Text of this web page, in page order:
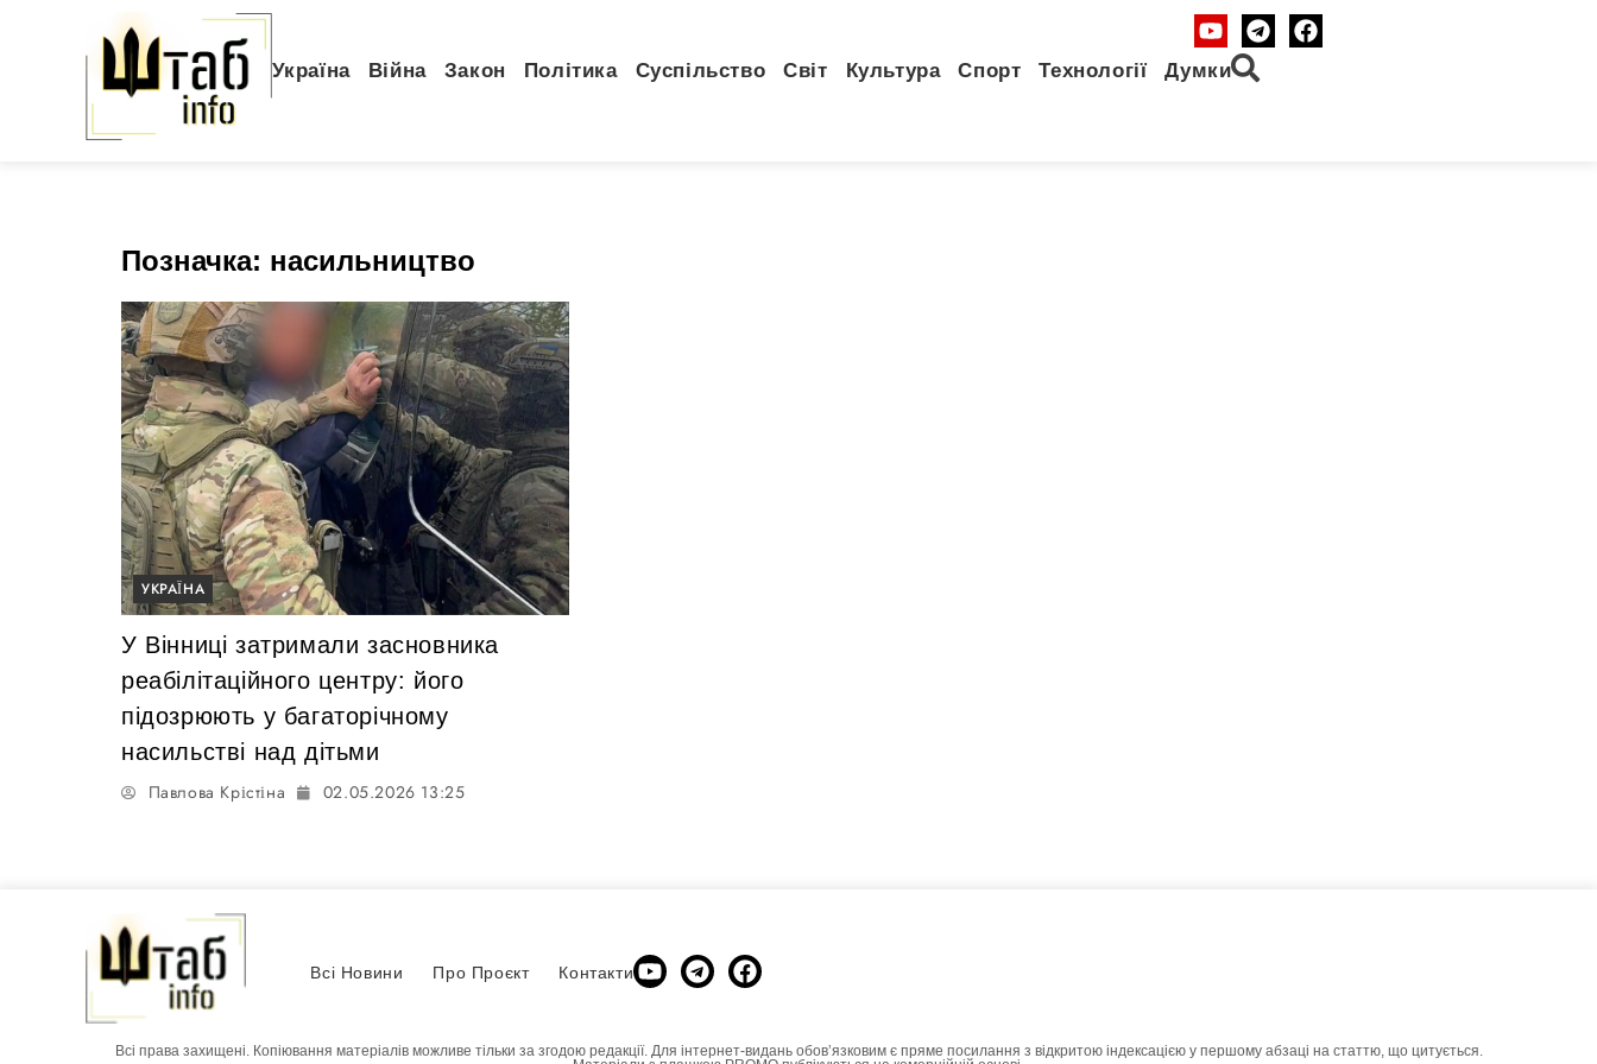
Україна Війна Закон Політика Суспільство Світ Культура Спорт Технології Думки
Позначка: насильництво
УКРАЇНА
У Вінниці затримали засновника
реабілітаційного центру: його
підозрюють у багаторічному
насильстві над дітьми
Павлова Крістіна 02.05.2026 13:25
Всі Новини Про Проєкт Контакти
Всі права захищені. Копіювання матеріалів можливе тільки за згодою редакції. Для інтернет-видань обовʼязковим є пряме посилання з відкритою індексацією у першому абзаці на статтю, що цитується.